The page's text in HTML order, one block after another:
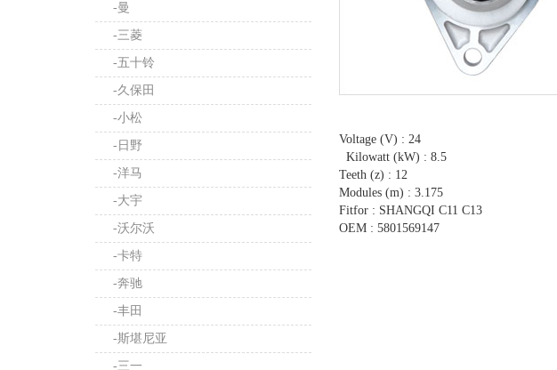
-曼
-三菱
-五十铃
-久保田
-小松
-日野
-洋马
-大宇
-沃尔沃
-卡特
-奔驰
-丰田
-斯堪尼亚
-三一
Voltage (V) : 24
Kilowatt (kW) : 8.5
Teeth (z) : 12
Modules (m) : 3.175
Fitfor : SHANGQI C11 C13
OEM : 5801569147